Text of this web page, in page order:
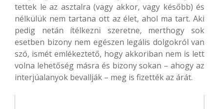
tettek le az asztalra (vagy akkor, vagy később) és
nélkülük nem tartana ott az élet, ahol ma tart. Aki
pedig netán ítélkezni szeretne, merthogy sok
esetben bizony nem egészen legális dolgokról van
szó, ismét emlékeztető, hogy akkoriban nem is lett
volna lehetőség másra és bizony sokan – ahogy az
interjúalanyok bevallják – meg is fizették az árát.